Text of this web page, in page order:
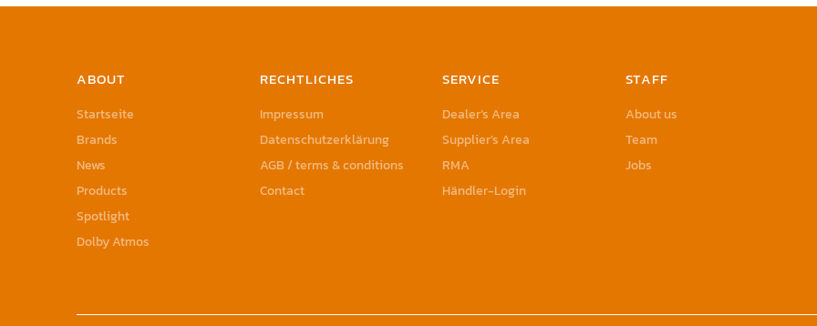
ABOUT
Startseite
Brands
News
Products
Spotlight
Dolby Atmos
RECHTLICHES
Impressum
Datenschutzerklärung
AGB / terms & conditions
Contact
SERVICE
Dealer’s Area
Supplier’s Area
RMA
Händler-Login
STAFF
About us
Team
Jobs